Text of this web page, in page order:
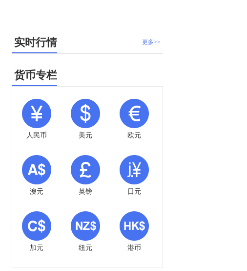
更多>>
实时行情
货币专栏
人民币 美元 欧元
澳元 英镑 日元
加元 纽元 港币